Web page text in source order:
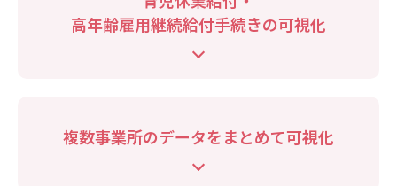
高年齢雇用継続給付手続きの可視化
複数事業所のデータをまとめて可視化